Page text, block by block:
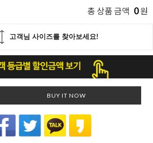
총 상품 금액 0원
BUY IT NOW